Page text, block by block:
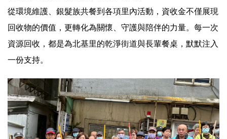
從環境維護、銀髮族共餐到各項里內活動，資收金不僅展現
回收物的價值，更轉化為關懷、守護與陪伴的力量。每一次
資源回收，都是為北基里的乾淨街道與長輩餐桌，默默注入
一份支持。